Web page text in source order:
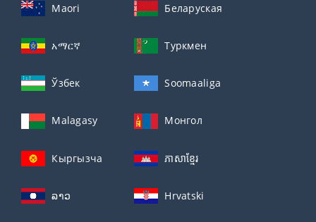
Maori Беларуская
አማርኛ Туркмен
Ўзбек Soomaaliga
Malagasy Монгол
Кыргызча ភាសាខ្មែរ
ລາວ Hrvatski